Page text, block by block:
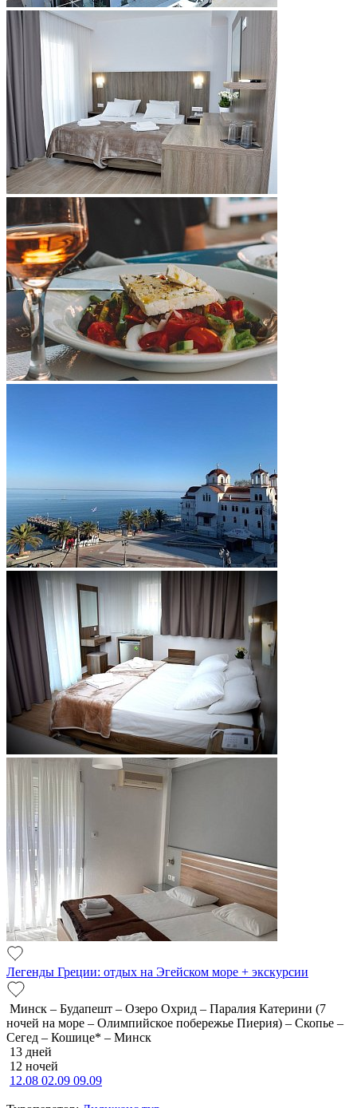
Легенды Греции: отдых на Эгейском море + экскурсии
Минск – Будапешт – Озеро Охрид – Паралия Катерини (7
ночей на море – Олимпийское побережье Пиерия) – Скопье –
Сегед – Кошице* – Минск
13 дней
12 ночей
12.08 02.09 09.09